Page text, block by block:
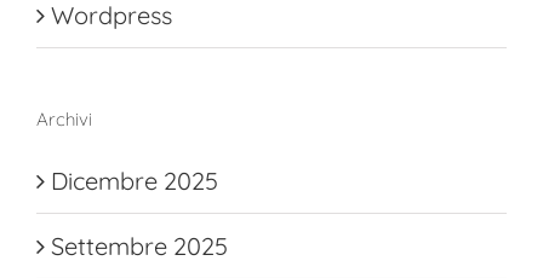
Wordpress
Archivi
Dicembre 2025
Settembre 2025